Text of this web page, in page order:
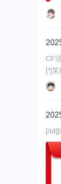
CF活动： [*]CVIP终身资格 [*]机械迷城-穹宇（全新VVIP武器免费领） [*]灵·天神-穹宇 [*]灵·
[*]笑